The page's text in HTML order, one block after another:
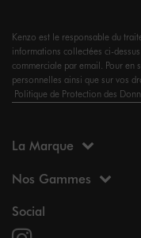
Kenzo est le responsable du
informations collectées ci-
commerciale par email. Pour en
personnelles ainsi que sur vos
Politique de Protection des
La Marque
Nos Gammes
Social